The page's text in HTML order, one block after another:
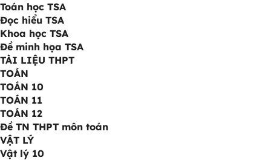
Toán học TSA
Đọc hiểu TSA
Khoa học TSA
Đề minh họa TSA
TÀI LIỆU THPT
TOÁN
TOÁN 10
TOÁN 11
TOÁN 12
Đề TN THPT môn toán
VẬT LÝ
Vật lý 10